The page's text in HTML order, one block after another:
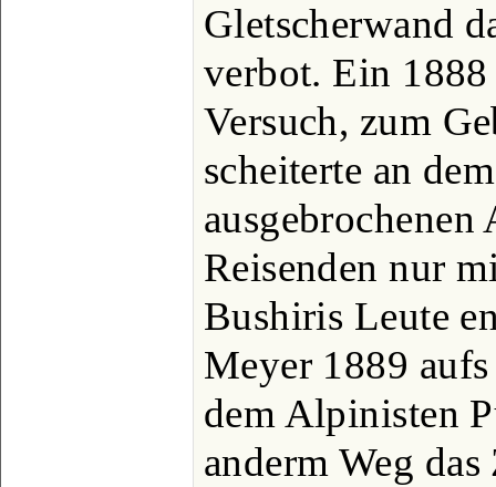
Gletscherwand
verbot. Ein
Versuch, zum
scheiterte an
Reisenden nur
Bushiris Leute
Meyer 1889
dem Alpinisten
anderm Weg